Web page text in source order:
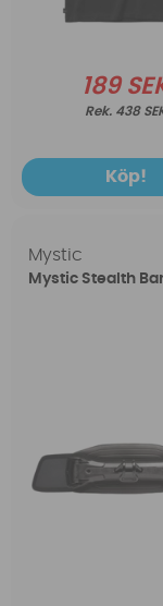
189
438
Köp!
Mystic
Mystic Stealth